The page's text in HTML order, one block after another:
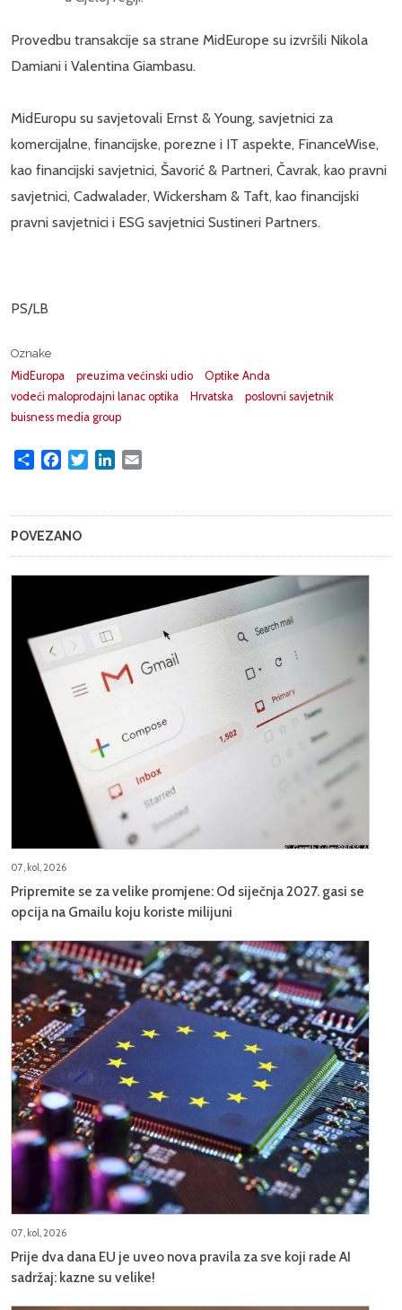
Provedbu transakcije sa strane MidEurope su izvršili Nikola
Damiani i Valentina Giambasu.
MidEuropu su savjetovali Ernst & Young, savjetnici za
komercijalne, financijske, porezne i IT aspekte, FinanceWise,
kao financijski savjetnici, Šavorić & Partneri, Čavrak, kao pravni
savjetnici, Cadwalader, Wickersham & Taft, kao financijski
pravni savjetnici i ESG savjetnici Sustineri Partners.
PS/LB
Oznake
MidEuropa
preuzima većinski udio
Optike Anda
vodeći maloprodajni lanac optika
Hrvatska
poslovni savjetnik
buisness media group
Share FacebookTwitterLinkedIn
POVEZANO
07, kol, 2026
Pripremite se za velike promjene: Od siječnja 2027. gasi se
opcija na Gmailu koju koriste milijuni
07, kol, 2026
Prije dva dana EU je uveo nova pravila za sve koji rade AI
sadržaj: kazne su velike!